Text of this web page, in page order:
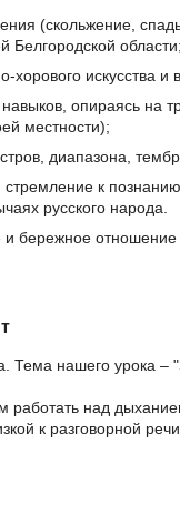
(скольжение,
Белгородской области;
хорового искусства
навыков, опираясь на
местности);
диапазона,
к
русского народа.
и бережное
Тема нашего урока
работать над
к разговорной речи.